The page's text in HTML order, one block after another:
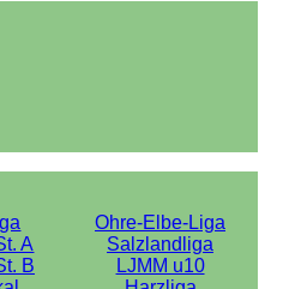
Ohre-Elbe-Liga
A
Salzlandliga
B
LJMM u10